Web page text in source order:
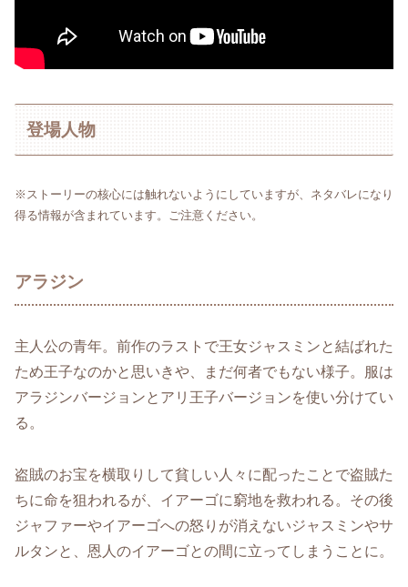
登場人物
※ストーリーの核心には触れないようにしていますが、ネタバレになり
得る情報が含まれています。ご注意ください。
アラジン
主人公の青年。前作のラストで王女ジャスミンと結ばれた
ため王子なのかと思いきや、まだ何者でもない様子。服は
アラジンバージョンとアリ王子バージョンを使い分けてい
る。
盗賊のお宝を横取りして貧しい人々に配ったことで盗賊た
ちに命を狙われるが、イアーゴに窮地を救われる。その後
ジャファーやイアーゴへの怒りが消えないジャスミンやサ
ルタンと、恩人のイアーゴとの間に立ってしまうことに。